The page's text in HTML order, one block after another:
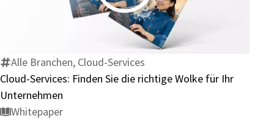
Services:
Finden
die
richtige
Alle Branchen, Cloud-Services
Cloud-Services: Finden Sie die richtige Wolke für Ihr
Unternehmen
Whitepaper